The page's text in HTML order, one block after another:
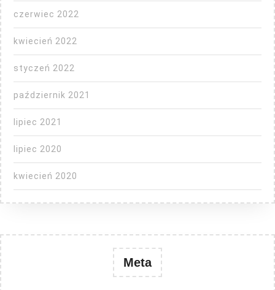
czerwiec 2022
kwiecień 2022
styczeń 2022
październik 2021
lipiec 2021
lipiec 2020
kwiecień 2020
Meta